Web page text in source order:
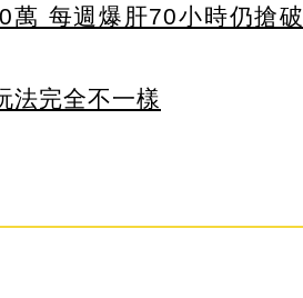
萬 每週爆肝70小時仍搶破
法完全不一樣